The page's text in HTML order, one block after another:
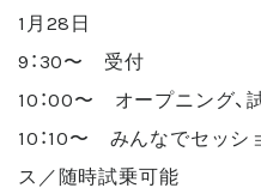
1月28日
9：30〜 受付
10：00〜 オープニング、
10：10〜 みんなでセッシ
ス／随時試乗可能